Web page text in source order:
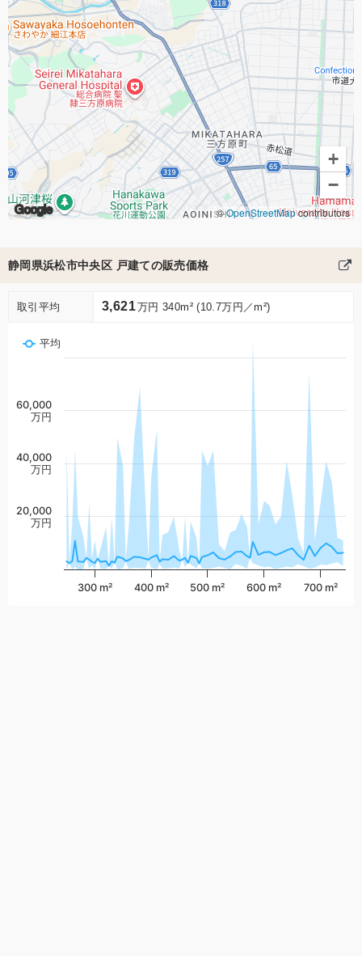
Google
+
−
©OpenStreetMapcontributors
静岡県浜松市中央区 戸建ての販売価格
取引平均 3,621万円 340m² (10.7万円／m²)
平均
300 m² 400 m² 500 m² 600 m² 700 m²
20,000
万円
40,000
万円
60,000
万円